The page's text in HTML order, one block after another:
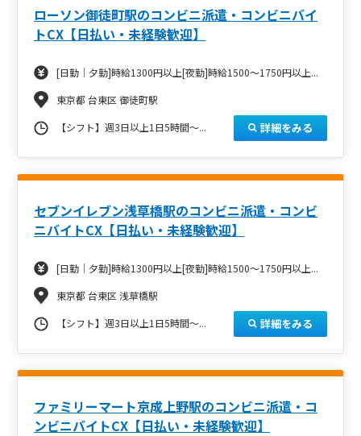
ローソン御徒町駅のコンビニ派遣・コンビニバイ
トCX【日払い・未経験歓迎】
[日勤｜夕勤]時給1300円以上[夜勤]時給1500～1750円以上...
東京都 台東区 御徒町駅
【シフト】週3日以上1日5時間～... 詳細をみる
セブンイレブン浅草橋駅のコンビニ派遣・コンビ
ニバイトCX【日払い・未経験歓迎】
[日勤｜夕勤]時給1300円以上[夜勤]時給1500～1750円以上...
東京都 台東区 浅草橋駅
【シフト】週3日以上1日5時間～... 詳細をみる
ファミリーマート京成上野駅のコンビニ派遣・コ
ンビニバイトCX【日払い・未経験歓迎】